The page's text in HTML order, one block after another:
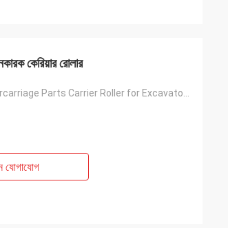
কেরিয়ার রোলার
যোগাযোগ